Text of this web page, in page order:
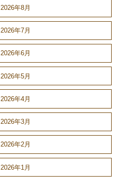
2026年8月
2026年7月
2026年6月
2026年5月
2026年4月
2026年3月
2026年2月
2026年1月